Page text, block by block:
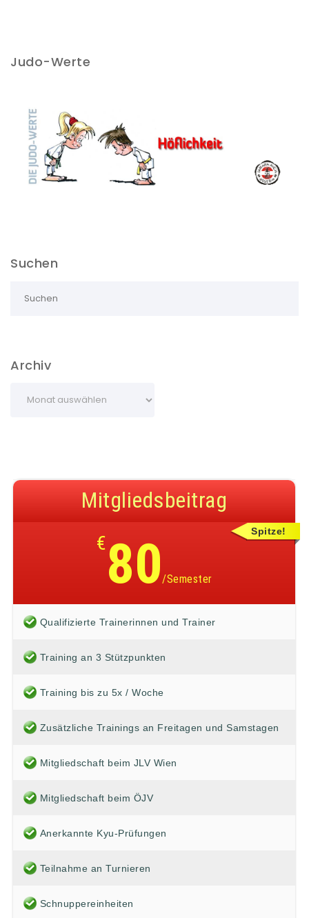
Judo-Werte
Suchen
Archiv
Spitze!
Mitgliedsbeitrag
€80/Semester
Qualifizierte Trainerinnen und Trainer
Training an 3 Stützpunkten
Training bis zu 5x / Woche
Zusätzliche Trainings an Freitagen und Samstagen
Mitgliedschaft beim JLV Wien
Mitgliedschaft beim ÖJV
Anerkannte Kyu-Prüfungen
Teilnahme an Turnieren
Schnuppereinheiten